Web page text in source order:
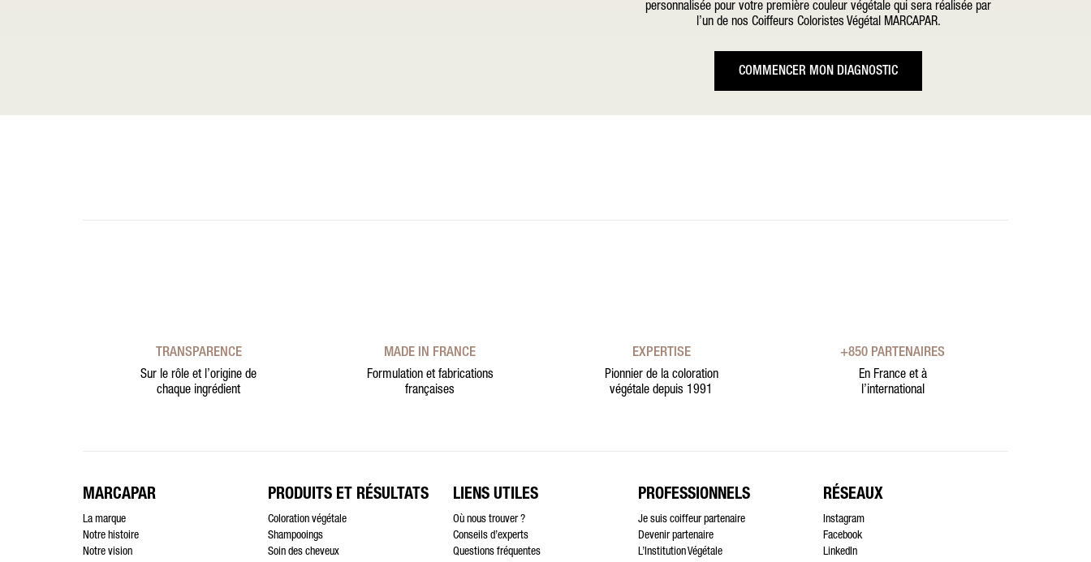
personnalisée pour votre première couleur végétale qui sera réalisée par
l’un de nos Coiffeurs Coloristes Végétal MARCAPAR.
COMMENCER MON DIAGNOSTIC
TRANSPARENCE
Sur le rôle et l’origine de
chaque ingrédient
MADE IN FRANCE
Formulation et fabrications
françaises
EXPERTISE
Pionnier de la coloration
végétale depuis 1991
+850 PARTENAIRES
En France et à
l’international
MARCAPAR
La marque
Notre histoire
Notre vision
PRODUITS ET RÉSULTATS
Coloration végétale
Shampooings
Soin des cheveux
LIENS UTILES
Où nous trouver ?
Conseils d’experts
Questions fréquentes
PROFESSIONNELS
Je suis coiffeur partenaire
Devenir partenaire
L’Institution Végétale
RÉSEAUX
Instagram
Facebook
LinkedIn